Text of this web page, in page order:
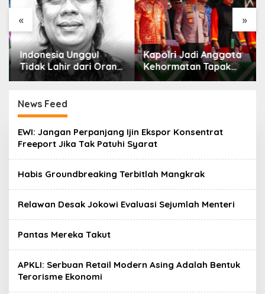
« »
Indonesia Unggul
Tidak Lahir dari Orang
Pintar Saja
Kapolri Jadi Anggota
Kehormatan Tapak
Suci, Ini Pesannya
News Feed
C
A
K
R
A
W
A
T
A
EWI: Jangan Perpanjang Ijin Ekspor Konsentrat
Freeport Jika Tak Patuhi Syarat
Habis Groundbreaking Terbitlah Mangkrak
Relawan Desak Jokowi Evaluasi Sejumlah Menteri
Pantas Mereka Takut
APKLI: Serbuan Retail Modern Asing Adalah Bentuk
Terorisme Ekonomi